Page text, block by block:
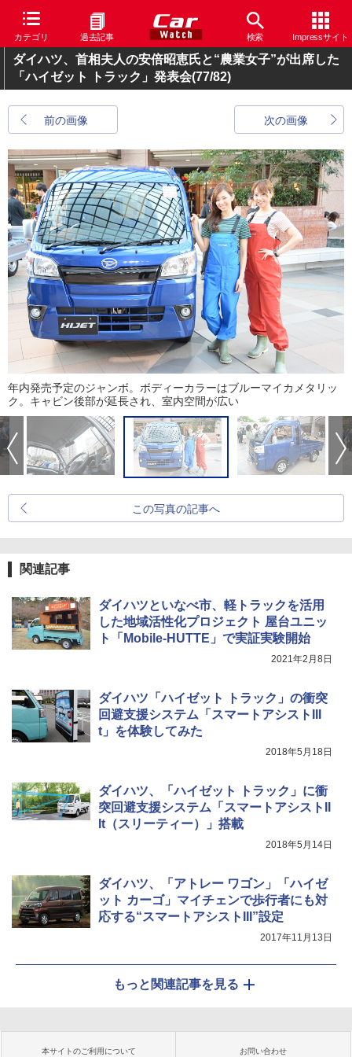
カテゴリ 過去記事 検索 Impressサイト
ダイハツ、首相夫人の安倍昭恵氏と“農業女子”が出席した
「ハイゼット トラック」発表会(77/82)
前の画像 次の画像
年内発売予定のジャンボ。ボディーカラーはブルーマイカメタリッ
ク。キャビン後部が延長され、室内空間が広い
この写真の記事へ
関連記事
ダイハツといなべ市、軽トラックを活用
した地域活性化プロジェクト 屋台ユニッ
ト「Mobile-HUTTE」で実証実験開始
2021年2月8日
ダイハツ「ハイゼット トラック」の衝突
回避支援システム「スマートアシストIII
t」を体験してみた
2018年5月18日
ダイハツ、「ハイゼット トラック」に衝
突回避支援システム「スマートアシストII
It（スリーティー）」搭載
2018年5月14日
ダイハツ、「アトレー ワゴン」「ハイゼ
ット カーゴ」マイチェンで歩行者にも対
応する“スマートアシストIII”設定
2017年11月13日
もっと関連記事を見る
本サイトのご利用について お問い合わせ